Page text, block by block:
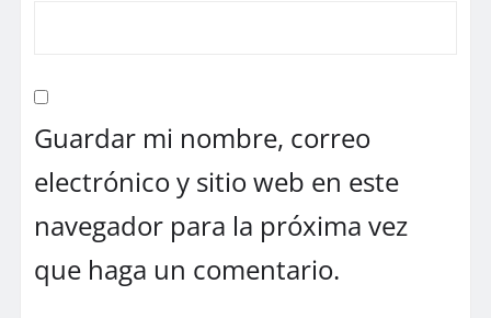
Guardar mi nombre, correo
electrónico y sitio web en este
navegador para la próxima vez
que haga un comentario.